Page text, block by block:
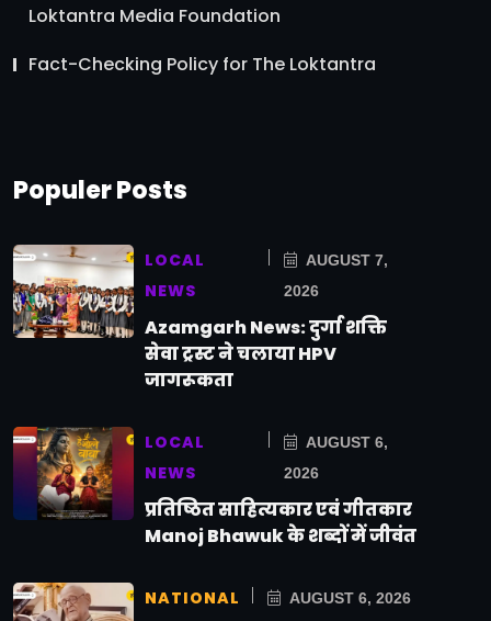
Loktantra Media Foundation
Fact-Checking Policy for The Loktantra
Populer Posts
LOCAL
NEWS
AUGUST 7,
2026
Azamgarh News: दुर्गा शक्ति
सेवा ट्रस्ट ने चलाया HPV
जागरूकता
LOCAL
NEWS
AUGUST 6,
2026
प्रतिष्ठित साहित्यकार एवं गीतकार
Manoj Bhawuk के शब्दों में जीवंत
NATIONAL AUGUST 6, 2026